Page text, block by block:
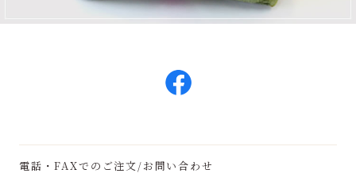
電話・FAXでのご注文/お問い合わせ